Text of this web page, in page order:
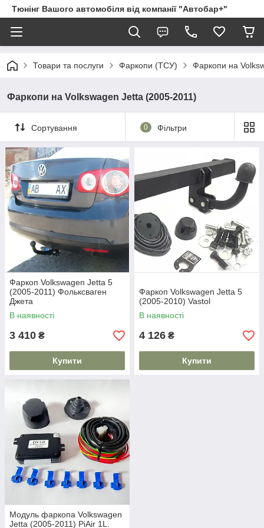
Тюнінг Вашого автомобіля від компанії "Автобар+"
Товари та послуги Фаркопи (ТСУ) Фаркопи на
Фаркопи на Volkswagen Jetta (2005-2011)
Сортування 0 Фільтри
Фаркоп Volkswagen Jetta 5
(2005-2011) Фольксваген
Джета
В наявності
3 410 ₴
Купити
Фаркоп Volkswagen Jetta 5
(2005-2010) Vastol
В наявності
4 126 ₴
Купити
Модуль фаркопа Volkswagen
Jetta (2005-2011) PiAir 1L.